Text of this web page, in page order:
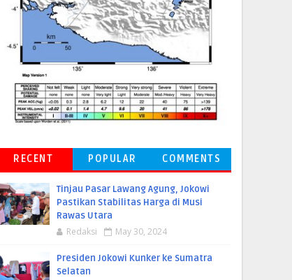
RECENT POPULAR COMMENTS
Tinjau Pasar Lawang Agung, Jokowi
Pastikan Stabilitas Harga di Musi
Rawas Utara
Redaksi May 30, 2024
Presiden Jokowi Kunker ke Sumatra
Selatan